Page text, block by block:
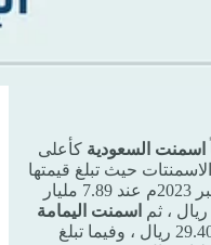
اسمنت السعودية كأعلى
حيث تبلغ قيمتها
السوقية حسب إغلاق الخميس 16 نوفمبر 2023م عند 7.89 مليار
اسمنت اليمامة
عند 5.95 مليار ريال وأغلق سهمها عند 29.40 ريال ، وفيما تبلغ